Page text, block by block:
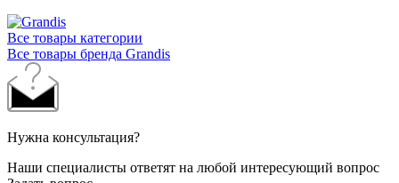
Все товары категории
Все товары бренда Grandis
Нужна консультация?
Наши специалисты ответят на любой интересующий вопрос